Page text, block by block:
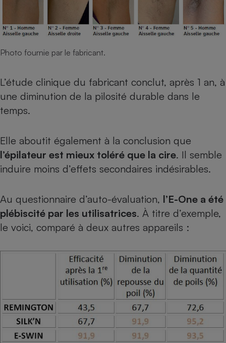
Photo fournie par le fabricant.
L’étude clinique du fabricant conclut, après 1 an, à
une diminution de la pilosité durable dans le
temps.
Elle aboutit également à la conclusion que
l’épilateur est mieux toléré que la cire. Il semble
induire moins d’effets secondaires indésirables.
Au questionnaire d’auto-évaluation, l’E-One a été
plébiscité par les utilisatrices. À titre d’exemple,
le voici, comparé à deux autres appareils :